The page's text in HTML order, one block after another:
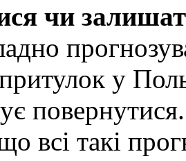
чи
у
повернутися.
всі такі